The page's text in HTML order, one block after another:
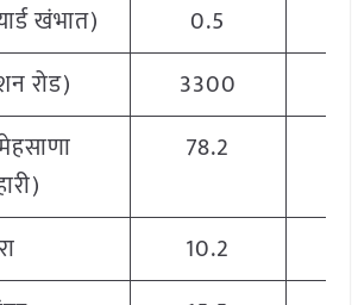
खंभात)
0.5
रोड)
3300
78.2
10.2